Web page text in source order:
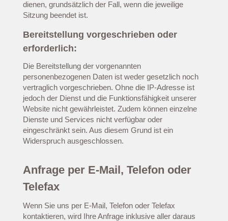
dienen, grundsätzlich der Fall, wenn die jeweilige
Sitzung beendet ist.
Bereitstellung vorgeschrieben oder
erforderlich:
Die Bereitstellung der vorgenannten
personenbezogenen Daten ist weder gesetzlich noch
vertraglich vorgeschrieben. Ohne die IP-Adresse ist
jedoch der Dienst und die Funktionsfähigkeit unserer
Website nicht gewährleistet. Zudem können einzelne
Dienste und Services nicht verfügbar oder
eingeschränkt sein. Aus diesem Grund ist ein
Widerspruch ausgeschlossen.
Anfrage per E-Mail, Telefon oder
Telefax
Wenn Sie uns per E-Mail, Telefon oder Telefax
kontaktieren, wird Ihre Anfrage inklusive aller daraus